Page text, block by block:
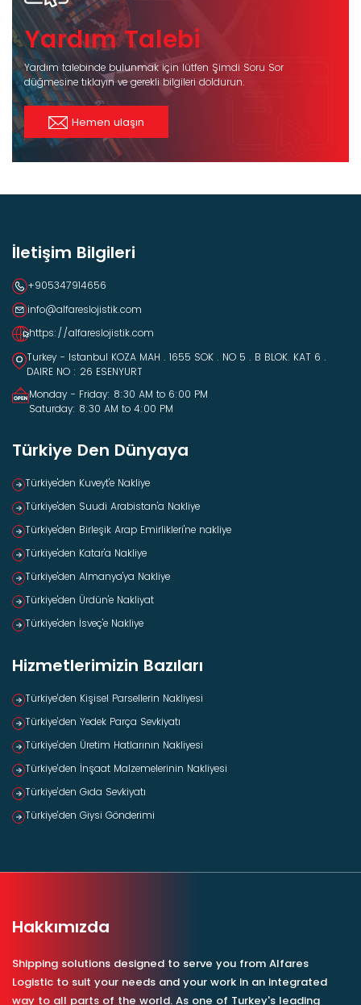
Yardım Talebi
Yardım talebinde bulunmak için lütfen Şimdi Soru Sor
düğmesine tıklayın ve gerekli bilgileri doldurun.
Hemen ulaşın
İletişim Bilgileri
+905347914656
info@alfareslojistik.com
https://alfareslojistik.com
Turkey - Istanbul KOZA MAH . 1655 SOK . NO 5 . B BLOK. KAT 6 .
DAIRE NO : 26 ESENYURT
Monday - Friday: 8:30 AM to 6:00 PM
Saturday: 8:30 AM to 4:00 PM
Türkiye Den Dünyaya
Türkiye'den Kuveyt'e Nakliye
Türkiye'den Suudi Arabistan'a Nakliye
Türkiye'den Birleşik Arap Emirlikleri'ne nakliye
Türkiye'den Katar'a Nakliye
Türkiye'den Almanya'ya Nakliye
Türkiye'den Ürdün'e Nakliyat
Türkiye'den İsveç'e Nakliye
Hizmetlerimizin Bazıları
Türkiye’den Kişisel Parsellerin Nakliyesi
Türkiye’den Yedek Parça Sevkiyatı
Türkiye’den Üretim Hatlarının Nakliyesi
Türkiye’den İnşaat Malzemelerinin Nakliyesi
Türkiye’den Gıda Sevkiyatı
Türkiye’den Giysi Gönderimi
Hakkımızda
Shipping solutions designed to serve you from Alfares
Logistic to suit your needs and your work in an integrated
way to all parts of the world. As one of Turkey's leading